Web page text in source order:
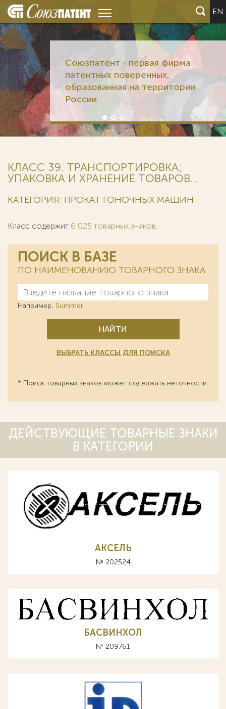
EN
Союзпатент - первая фирма
патентных поверенных,
образованная на территории
России
КЛАСС 39. ТРАНСПОРТИРОВКА;
УПАКОВКА И ХРАНЕНИЕ ТОВАРОВ...
КАТЕГОРИЯ: ПРОКАТ ГОНОЧНЫХ МАШИН
Класс содержит 6 025 товарных знаков.
ПОИСК В БАЗЕ
ПО НАИМЕНОВАНИЮ ТОВАРНОГО ЗНАКА
Например, Summer
НАЙТИ
ВЫБРАТЬ КЛАССЫ ДЛЯ ПОИСКА
* Поиск товарных знаков может содержать неточности.
ДЕЙСТВУЮЩИЕ ТОВАРНЫЕ ЗНАКИ
В КАТЕГОРИИ
АКСЕЛЬ
№ 202524
БАСВИНХОЛ
№ 209761